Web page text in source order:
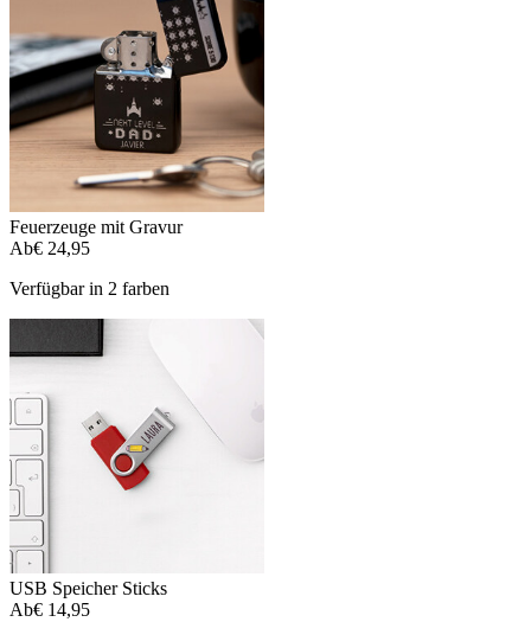
Feuerzeuge mit Gravur
Ab€ 24,95
Verfügbar in 2 farben
USB Speicher Sticks
Ab€ 14,95